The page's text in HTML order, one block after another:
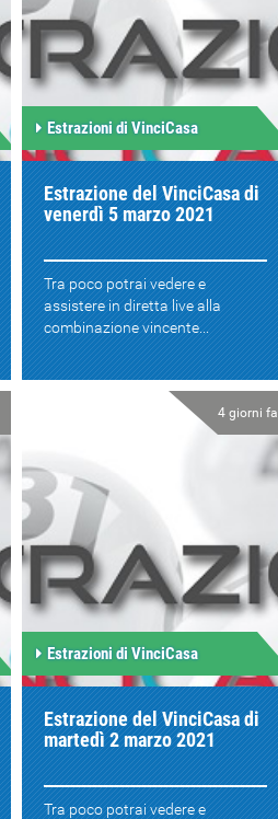
Estrazioni di VinciCasa
Estrazione del VinciCasa di
venerdì 5 marzo 2021
Tra poco potrai vedere e
assistere in diretta live alla
combinazione vincente...
4 giorni fa
Estrazioni di VinciCasa
Estrazione del VinciCasa di
martedì 2 marzo 2021
Tra poco potrai vedere e